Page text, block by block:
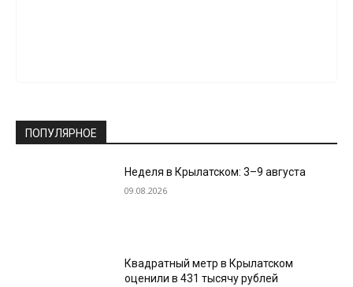
ПОПУЛЯРНОЕ
Неделя в Крылатском: 3–9 августа
09.08.2026
Квадратный метр в Крылатском
оценили в 431 тысячу рублей